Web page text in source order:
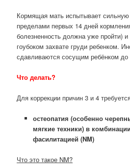
Кормящая мать испытывает сильную
пределами первых 14 дней
болезненность должна уже пройти)
гоубоком захвате груди ребенком.
сдавливаются сосущим ребёнком до
Что делать?
Для коррекции причин 3 и 4
остеопатия (особенно
мягкие техники) в
фасилитацией (NM)
Что это такое NM?